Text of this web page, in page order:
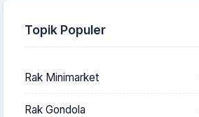
Topik Populer
Rak Minimarket
Rak Gondola